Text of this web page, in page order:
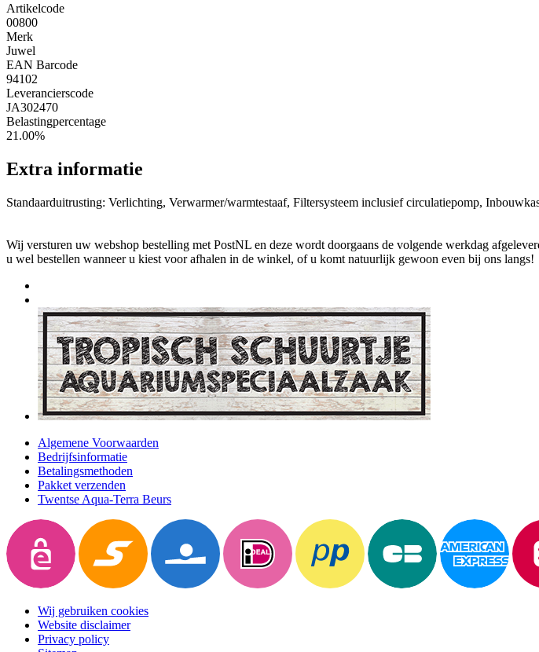
Artikelcode
00800
Merk
Juwel
EAN Barcode
94102
Leverancierscode
JA302470
Belastingpercentage
21.00%
Extra informatie
Standaarduitrusting: Verlichting, Verwarmer/warmtestaaf, Filtersysteem inclusief circulatiepomp,
Wij versturen uw webshop bestelling met PostNL en deze wordt doorgaans de volgende werkdag
u wel bestellen wanneer u kiest voor afhalen in de winkel, of u komt natuurlijk gewoon even bij ons langs!
Algemene Voorwaarden
Bedrijfsinformatie
Betalingsmethoden
Pakket verzenden
Twentse Aqua-Terra Beurs
Wij gebruiken cookies
Website disclaimer
Privacy policy